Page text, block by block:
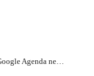
Pourquoi l’intégration de mon Google Agenda ne reste-t-elle pas connectée ?